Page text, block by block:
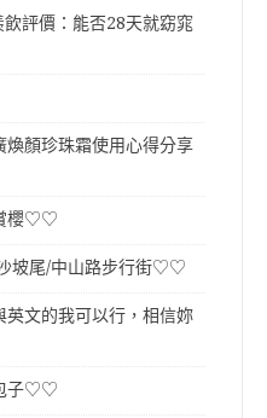
評價：能否28天就窈窕
顏珍珠霜使用心得分享
櫻♡♡
坡尾/中山路步行街♡♡
文的我可以行，相信妳
子♡♡